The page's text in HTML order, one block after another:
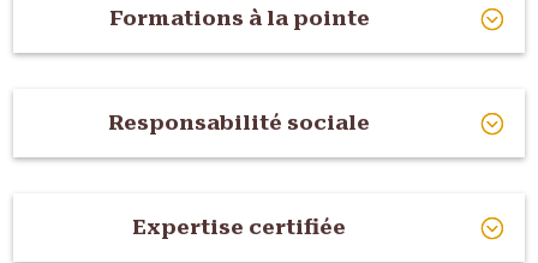
Formations à la pointe
Responsabilité sociale
Expertise certifiée